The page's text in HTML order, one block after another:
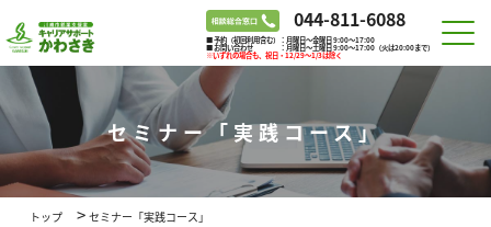
044-811-6088
■ 予約（初回利用含む）：月曜日～金曜日 9:00～17:00
■ お問い合わせ ：月曜日～土曜日 9:00～17:00（火は20:00まで）
※いずれの場合も、祝日・12/29～1/3は除く
セミナー「実践コース」
トップ >セミナー「実践コース」